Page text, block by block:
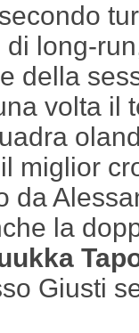
long-
della
volta il
miglior
da
la
Giusti